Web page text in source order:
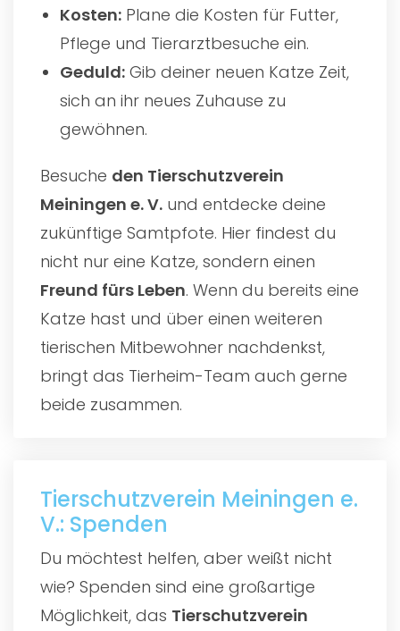
Kosten: Plane die Kosten für Futter,
Pflege und Tierarztbesuche ein.
Geduld: Gib deiner neuen Katze Zeit,
sich an ihr neues Zuhause zu
gewöhnen.
Besuche den Tierschutzverein
Meiningen e. V. und entdecke deine
zukünftige Samtpfote. Hier findest du
nicht nur eine Katze, sondern einen
Freund fürs Leben. Wenn du bereits eine
Katze hast und über einen weiteren
tierischen Mitbewohner nachdenkst,
bringt das Tierheim-Team auch gerne
beide zusammen.
Tierschutzverein Meiningen e.
V.: Spenden
Du möchtest helfen, aber weißt nicht
wie? Spenden sind eine großartige
Möglichkeit, das Tierschutzverein